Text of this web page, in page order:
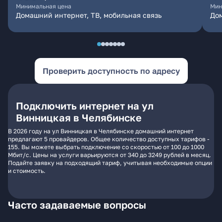
Минимальная цена
Домашний интернет, ТВ, мобильная связь
Проверить доступность по адресу
Подключить интернет на ул
Винницкая в Челябинске
В 2026 году на ул Винницкая в Челябинске домашний интернет
предлагают 5 провайдеров. Общее количество доступных тарифов -
155. Вы можете выбрать подключение со скоростью от 100 до 1000
Мбит/с. Цены на услуги варьируются от 340 до 3249 рублей в месяц.
Подайте заявку на подходящий тариф, учитывая необходимые опции
и стоимость.
Часто задаваемые вопросы